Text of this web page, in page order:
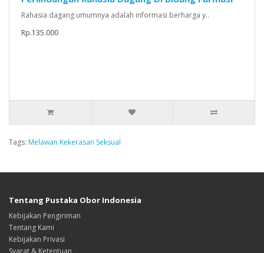
Rahasia dagang umumnya adalah informasi berharga y..
Rp.135.000
Tags: Melawan Kekerasan Seksual
Tentang Pustaka Obor Indonesia
Kebijakan Pengiriman
Tentang Kami
Kebijakan Privasi
Syarat & Ketentuan